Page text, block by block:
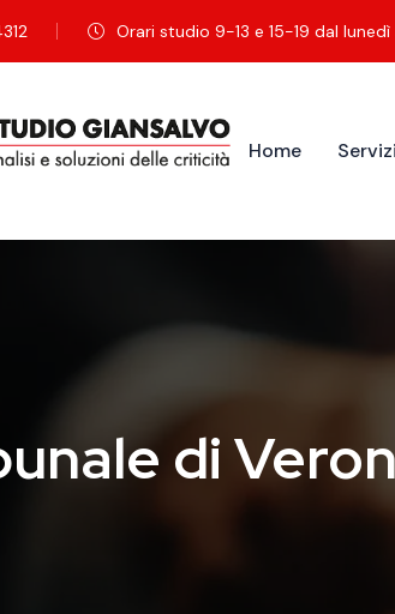
Orari studio 9-13 e 15-19 dal lunedì
Home Servizi
di